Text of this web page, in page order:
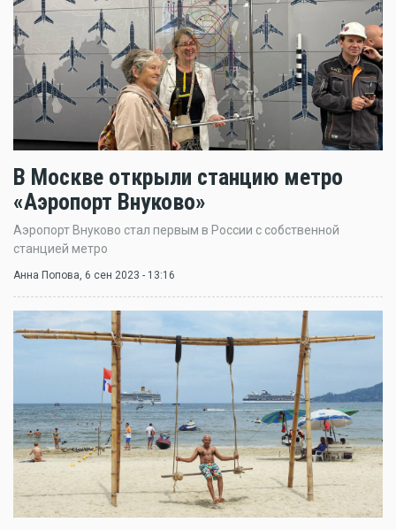
В Москве открыли станцию метро
«Аэропорт Внуково»
Аэропорт Внуково стал первым в России с собственной
станцией метро
Анна Попова , 6 сен 2023 - 13:16